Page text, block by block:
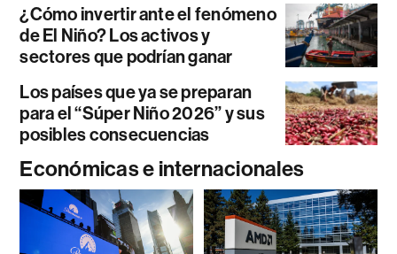
¿Cómo invertir ante el fenómeno
de El Niño? Los activos y
sectores que podrían ganar
Los países que ya se preparan
para el “Súper Niño 2026” y sus
posibles consecuencias
Económicas e internacionales